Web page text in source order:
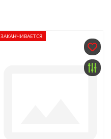
ЗАКАНЧИВАЕТСЯ